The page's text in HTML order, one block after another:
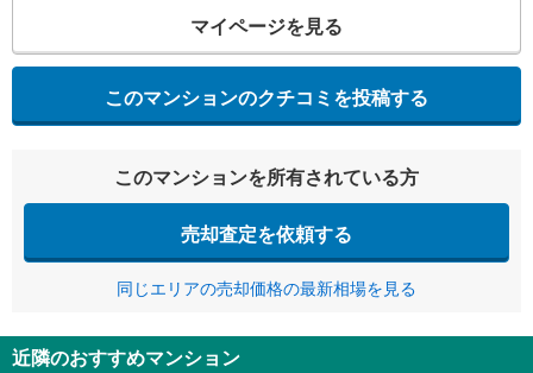
マイページを見る
このマンションのクチコミを投稿する
このマンションを所有されている方
売却査定を依頼する
同じエリアの売却価格の最新相場を見る
近隣のおすすめマンション